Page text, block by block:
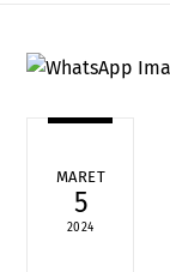
MARET
5
2024